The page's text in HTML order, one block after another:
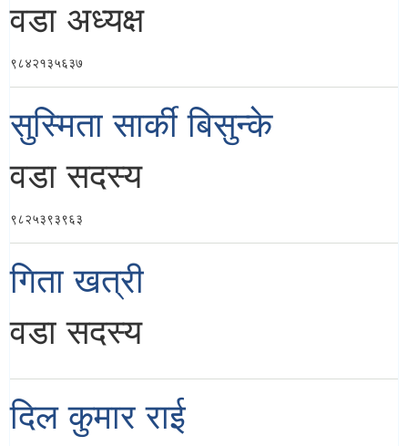
वडा अध्यक्ष
९८४२१३५६३७
सुस्मिता सार्की बिसुन्के
वडा सदस्य
९८२५३९३९६३
गिता खत्री
वडा सदस्य
दिल कुमार राई